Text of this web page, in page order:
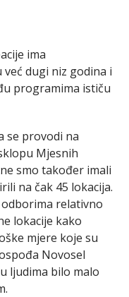
ima
dugi niz godina i
programima ističu
se provodi na
Mjesnih
smo također imali
na čak 45 lokacija.
relativno
lokacije kako
mjere koje su
Novosel
ljudima bilo malo